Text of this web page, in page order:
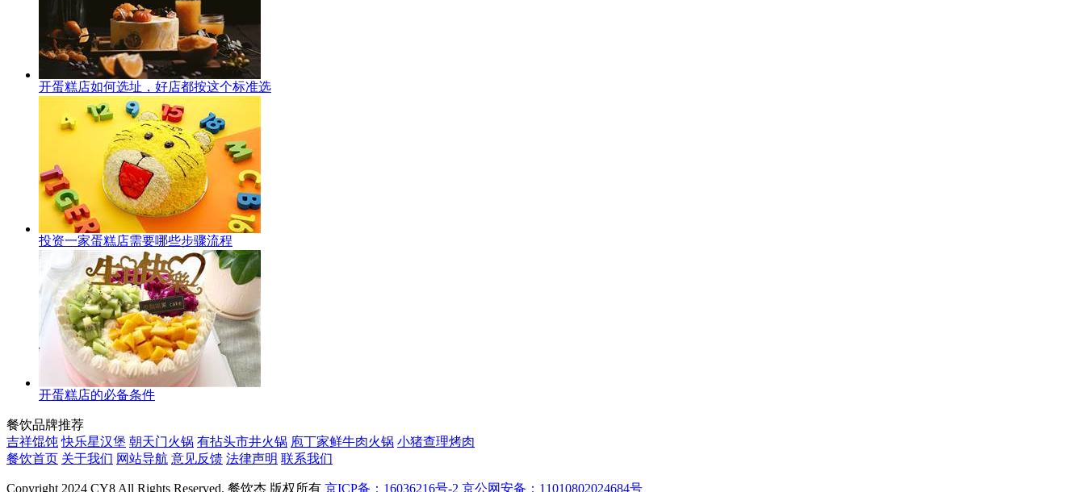
开蛋糕店如何选址，好店都按这个标准选
投资一家蛋糕店需要哪些步骤流程
开蛋糕店的必备条件
餐饮品牌推荐
吉祥馄饨 快乐星汉堡 朝天门火锅 有拈头市井火锅 庖丁家鲜牛肉火锅 小猪查理烤肉
餐饮首页 关于我们 网站导航 意见反馈 法律声明 联系我们
Copyright 2024 CY8 All Rights Reserved. 餐饮杰 版权所有 京ICP备：16036216号-2 京公网安备：11010802024684号